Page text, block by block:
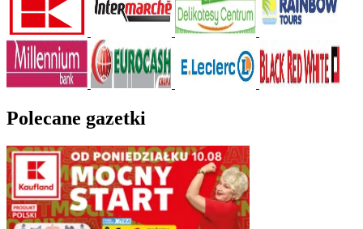
Polecane gazetki